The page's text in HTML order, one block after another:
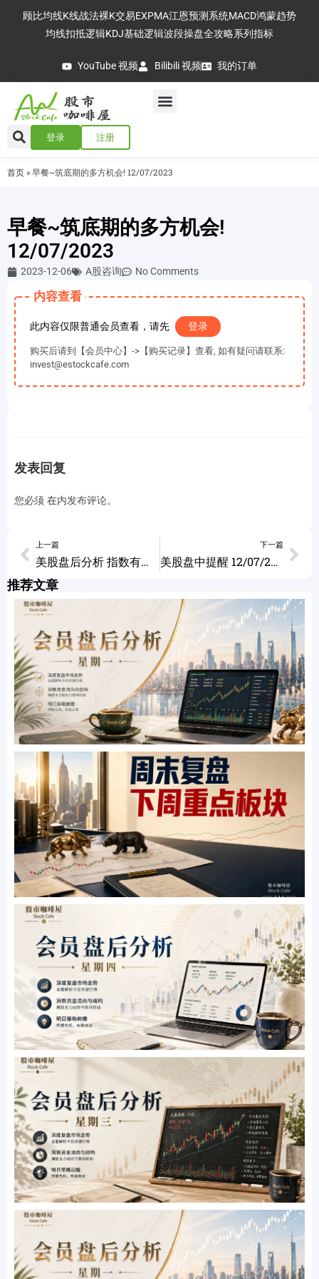
顾比均线K线战法裸K交易EXPMA江恩预测系统MACD鸿蒙趋势
均线扣抵逻辑KDJ基础逻辑波段操盘全攻略系列指标
YouTube 视频 Bilibili 视频 我的订单
登录 注册
首页 » 早餐~筑底期的多方机会! 12/07/2023
早餐~筑底期的多方机会!
12/07/2023
2023-12-06 A股咨询 No Comments
内容查看
此内容仅限普通会员查看，请先 登录
购买后请到【会员中心】->【购买记录】查看, 如有疑问请联系:
invest@estockcafe.com
发表回复
您必须 在内发布评论。
上一篇
美股盘后分析 指数有调整迹象 降低仓位 个股分析 ABBV SHOP ALB MSFT TSLA 12/06/2023
下一篇
美股盘中提醒 12/07/2023
推荐文章